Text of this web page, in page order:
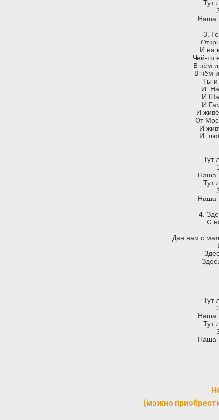
Тут
Наша
3.
И на
Чей-то
В нём
В нём
Ты и
И
И
И
И
От
И
И
Тут
Наша
Тут
Наша
4.
С
Дан нам с
Тут
Наша
Тут
Наша
(можно